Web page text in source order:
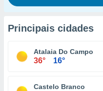
Principais cidades
Atalaia Do Campo
36° 16°
Castelo Branco